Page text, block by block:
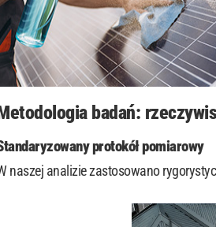
badań:
protokół pomiarowy
naszej analizie zastosowano